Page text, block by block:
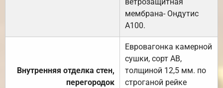
мембрана- Ондутис
А100.
Внутренняя отделка стен,
перегородок
Евровагонка камерной
сушки, сорт АВ,
толщиной 12,5 мм. по
строганой рейке